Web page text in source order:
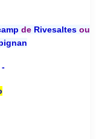
deRivesaltesou
-